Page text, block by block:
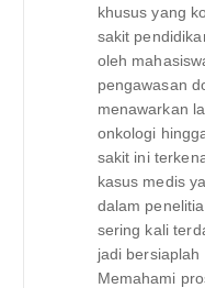
khusus yang
sakit
oleh
pengawasan
menawarkan
onkologi
sakit ini
kasus medis
dalam
sering kali
jadi bersiaplah
Memahami